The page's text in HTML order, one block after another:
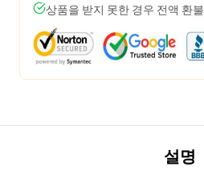
상품을 받지 못한 경우 전액 환불
설명